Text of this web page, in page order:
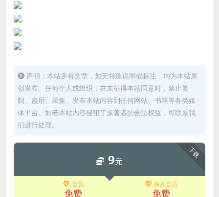
声明：本站所有文章，如无特殊说明或标注，均为本站原
创发布。任何个人或组织，在未征得本站同意时，禁止复
制、盗用、采集、发布本站内容到任何网站、书籍等各类媒
体平台。如若本站内容侵犯了原著者的合法权益，可联系我
们进行处理。
下载
9元
会员
免费
永久会员
免费